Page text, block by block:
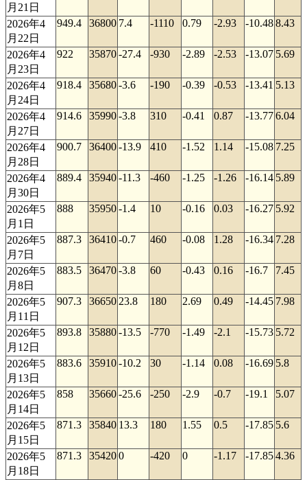
月21日
2026年4
月22日
949.4 36800 7.4 -1110 0.79 -2.93 -10.488.43
2026年4
月23日
922 35870-27.4 -930 -2.89 -2.53 -13.07 5.69
2026年4
月24日
918.4 35680-3.6 -190 -0.39 -0.53 -13.41 5.13
2026年4
月27日
914.6 35990-3.8 310 -0.41 0.87 -13.776.04
2026年4
月28日
900.7 36400-13.9 410 -1.52 1.14 -15.08 7.25
2026年4
月30日
889.4 35940-11.3 -460 -1.25 -1.26 -16.14 5.89
2026年5
月1日
888 35950-1.4 10 -0.16 0.03 -16.27 5.92
2026年5
月7日
887.3 36410-0.7 460 -0.08 1.28 -16.34 7.28
2026年5
月8日
883.5 36470-3.8 60 -0.43 0.16 -16.7 7.45
2026年5
月11日
907.3 36650 23.8 180 2.69 0.49 -14.45 7.98
2026年5
月12日
893.8 35880-13.5 -770 -1.49 -2.1 -15.73 5.72
2026年5
月13日
883.6 35910-10.2 30 -1.14 0.08 -16.69 5.8
2026年5
月14日
858 35660-25.6 -250 -2.9 -0.7 -19.1 5.07
2026年5
月15日
871.3 35840 13.3 180 1.55 0.5 -17.85 5.6
2026年5
月18日
871.3 354200 -420 0 -1.17 -17.854.36